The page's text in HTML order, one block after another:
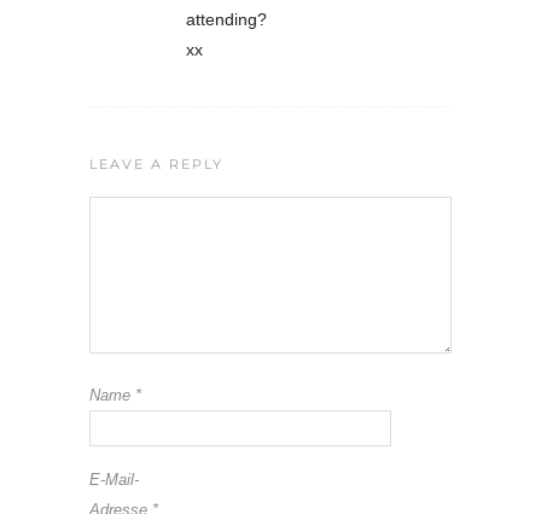
attending?
xx
LEAVE A REPLY
Name *
E-Mail-
Adresse *